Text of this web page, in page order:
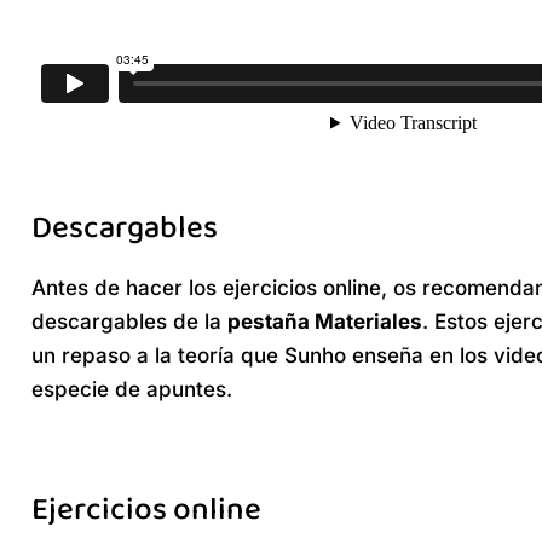
Descargables
Antes de hacer los ejercicios online, os
descargables de la pestaña Materiales. Estos
un repaso a la teoría que Sunho enseña en los
especie de apuntes.
Ejercicios online